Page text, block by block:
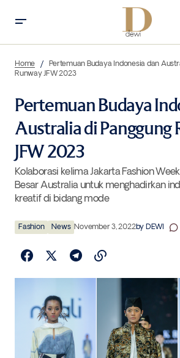
2023
Home
Pertemuan Budaya Indonesia dan
Runway JFW 2023
Pertemuan Budaya
Australia di Panggung
JFW 2023
Kolaborasi kelima Jakarta Fashion
Besar Australia untuk menghadirkan
kreatif di bidang mode
Fashion News November 3, 2022by DEWI